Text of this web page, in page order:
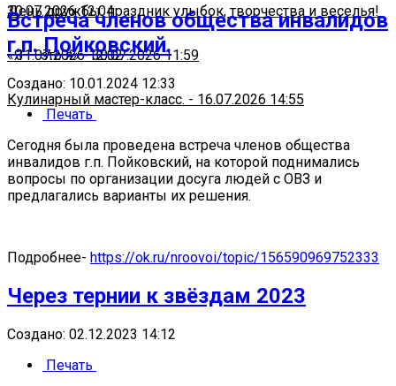
30.07.2026 12:04
День дружбы: праздник улыбок, творчества и веселья!
-31.07.2026 12:02
«Я — это я»-30.07.2026 11:59
Кулинарный мастер-класс. - 16.07.2026 14:55
Встреча членов общества инвалидов
г.п. Пойковский.
Создано: 10.01.2024 12:33
Печать
Сегодня была проведена встреча членов общества
инвалидов г.п. Пойковский, на которой поднимались
вопросы по организации досуга людей с ОВЗ и
предлагались варианты их решения.
Подробнее- https://ok.ru/nroovoi/topic/156590969752333
Через тернии к звёздам 2023
Создано: 02.12.2023 14:12
Печать